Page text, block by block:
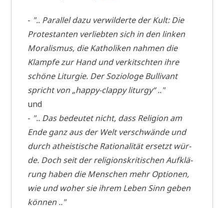
- ".. Par­al­lel dazu ver­wil­der­te der Kult: Die
Pro­te­stan­ten ver­lieb­ten sich in den lin­ken
Mora­lis­mus, die Katho­li­ken nah­men die
Klamp­fe zur Hand und ver­kitsch­ten ihre
schö­ne Lit­ur­gie. Der Sozio­lo­ge Bul­li­vant
spricht von „hap­py-clap­py liturgy“ .."
und
- ".. Das bedeu­tet nicht, dass Reli­gi­on am
Ende ganz aus der Welt ver­schwän­de und
durch athe­isti­sche Ratio­na­li­tät ersetzt wür­
de. Doch seit der reli­gi­ons­kri­ti­schen Auf­klä­
rung haben die Men­schen mehr Optio­nen,
wie und woher sie ihrem Leben Sinn geben
können .."